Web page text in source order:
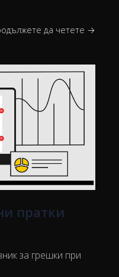
да четете →
пратки
за грешки при